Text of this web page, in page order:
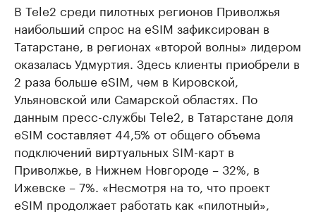
В Tele2 среди пилотных регионов Приволжья
наибольший спрос на eSIM зафиксирован в
Татарстане, в регионах «второй волны» лидером
оказалась Удмуртия. Здесь клиенты приобрели в
2 раза больше eSIM, чем в Кировской,
Ульяновской или Самарской областях. По
данным пресс-службы Tele2, в Татарстане доля
eSIM составляет 44,5% от общего объема
подключений виртуальных SIM-карт в
Приволжье, в Нижнем Новгороде – 32%, в
Ижевске – 7%. «Несмотря на то, что проект
eSIM продолжает работать как «пилотный»,